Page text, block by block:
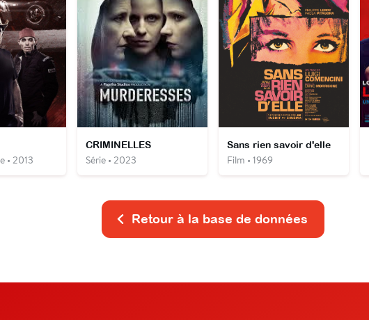
• 2013
CRIMINELLES
Série • 2023
Sans rien savoir d'elle
Film • 1969
Retour à la base de données